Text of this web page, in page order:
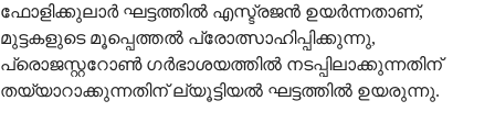
ഫോളിക്കുലാർ ഘട്ടത്തിൽ എസ്ട്രജൻ ഉയർന്നതാണ്,
മുട്ടകളുടെ മൂപ്പെത്തൽ പ്രോത്സാഹിപ്പിക്കുന്നു,
പ്രൊജസ്റ്ററോൺ ഗർഭാശയത്തിൽ നടപ്പിലാക്കുന്നതിന്
തയ്യാറാക്കുന്നതിന് ല്യൂട്ടിയൽ ഘട്ടത്തിൽ ഉയരുന്നു.